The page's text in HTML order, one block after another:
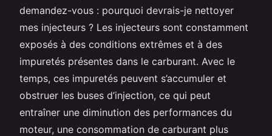
demandez-vous : pourquoi devrais-je nettoyer
mes injecteurs ? Les injecteurs sont constamment
exposés à des conditions extrêmes et à des
impuretés présentes dans le carburant. Avec le
temps, ces impuretés peuvent s’accumuler et
obstruer les buses d’injection, ce qui peut
entraîner une diminution des performances du
moteur, une consommation de carburant plus